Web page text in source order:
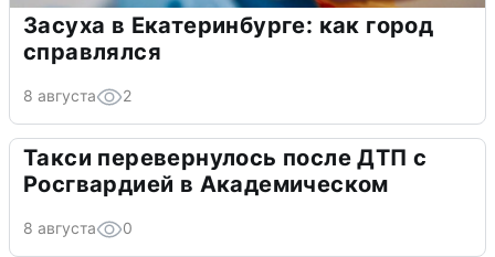
Засуха в Екатеринбурге: как город
справлялся
8 августа 2
Такси перевернулось после ДТП с
Росгвардией в Академическом
8 августа 0